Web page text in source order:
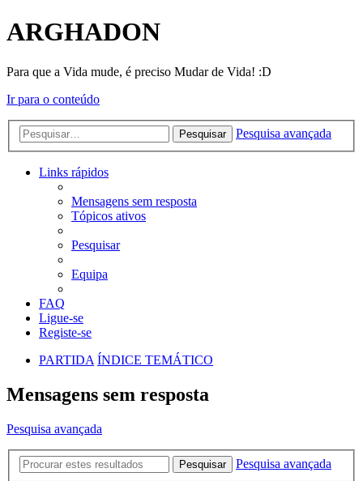
ARGHADON
Para que a Vida mude, é preciso Mudar de Vida! :D
Ir para o conteúdo
Pesquisar Pesquisa avançada
Links rápidos
Mensagens sem resposta
Tópicos ativos
Pesquisar
Equipa
FAQ
Ligue-se
Registe-se
PARTIDA ÍNDICE TEMÁTICO
Mensagens sem resposta
Pesquisa avançada
Pesquisar
Pesquisa avançada